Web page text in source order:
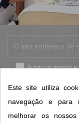
Aceito ostermos e
CONTACTOS SORISA
Este site utiliza
navegação e para
melhorar os